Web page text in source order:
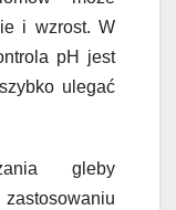
i wzrost. W
pH jest
ulegać
gleby